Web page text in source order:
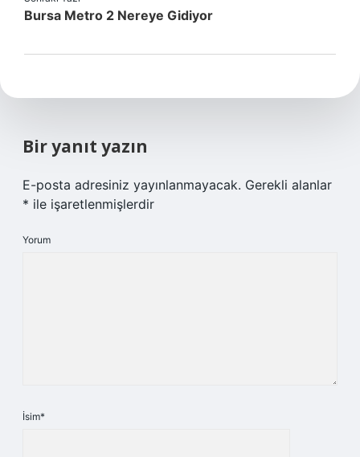
Bursa Metro 2 Nereye Gidiyor
Bir yanıt yazın
E-posta adresiniz yayınlanmayacak. Gerekli alanlar
* ile işaretlenmişlerdir
Yorum
İsim*